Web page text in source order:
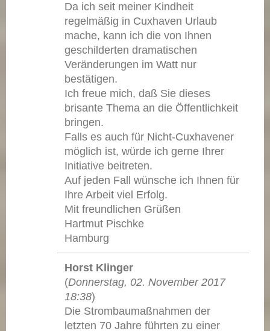
Da ich seit meiner Kindheit
regelmäßig in Cuxhaven Urlaub
mache, kann ich die von Ihnen
geschilderten dramatischen
Veränderungen im Watt nur
bestätigen.
Ich freue mich, daß Sie dieses
brisante Thema an die Öffentlichkeit
bringen.
Falls es auch für Nicht-Cuxhavener
möglich ist, würde ich gerne Ihrer
Initiative beitreten.
Auf jeden Fall wünsche ich Ihnen für
Ihre Arbeit viel Erfolg.
Mit freundlichen Grüßen
Hartmut Pischke
Hamburg
Horst Klinger
(Donnerstag, 02. November 2017
18:38)
Die Strombaumaßnahmen der
letzten 70 Jahre führten zu einer